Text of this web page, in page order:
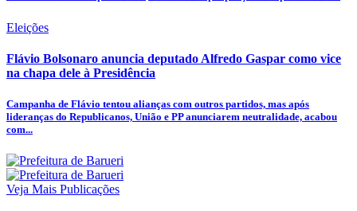
Eleições
Flávio Bolsonaro anuncia deputado Alfredo Gaspar como vice
na chapa dele à Presidência
Campanha de Flávio tentou alianças com outros partidos, mas após
lideranças do Republicanos, União e PP anunciarem neutralidade, acabou
com...
Veja Mais Publicações